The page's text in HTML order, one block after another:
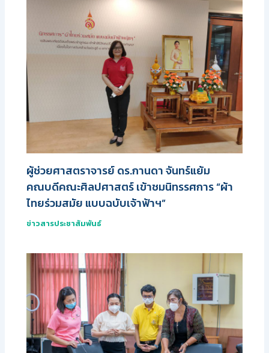
ผู้ช่วยศาสตราจารย์ ดร.กานดา จันทร์แย้ม
คณบดีคณะศิลปศาสตร์ เข้าชมนิทรรศการ “ผ้า
ไทยร่วมสมัย แบบฉบับเจ้าฟ้าฯ”
ข่าวสารประชาสัมพันธ์